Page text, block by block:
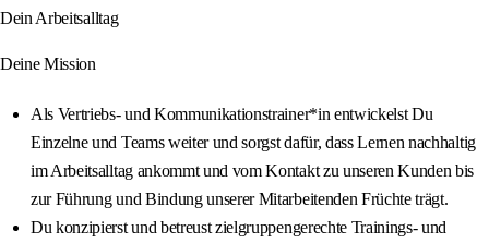
Dein Arbeitsalltag
Deine Mission
Als Vertriebs- und Kommunikationstrainer*in entwickelst Du
Einzelne und Teams weiter und sorgst dafür, dass Lernen nachhaltig
im Arbeitsalltag ankommt und vom Kontakt zu unseren Kunden bis
zur Führung und Bindung unserer Mitarbeitenden Früchte trägt.
Du konzipierst und betreust zielgruppengerechte Trainings- und